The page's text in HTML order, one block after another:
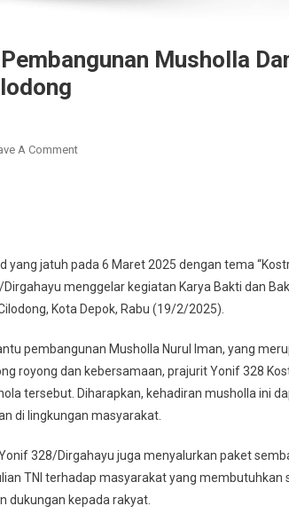
Musholla
A CommentOn
Musholla
Dan
Bagikan
Untuk
Warga
Cilodong
yang jatuh pada 6 Maret 2025 dengan tema
menggelar kegiatan Karya Bakti dan
Kota Depok, Rabu (19/2/2025).
pembangunan Musholla Nurul Iman, yang
royong dan kebersamaan, prajurit Yonif 328
tersebut. Diharapkan, kehadiran musholla ini
di lingkungan masyarakat.
328/Dirgahayu juga menyalurkan paket
TNI terhadap masyarakat yang membutuhkan
dukungan kepada rakyat.